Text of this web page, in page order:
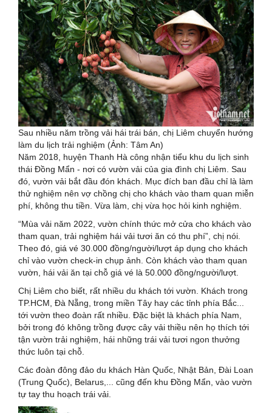
Sau nhiều năm trồng vải hái trái bán, chị Liêm chuyển hướng
làm du lịch trải nghiệm (Ảnh: Tâm An)
Năm 2018, huyện Thanh Hà công nhận tiểu khu du lịch sinh
thái Đồng Mẩn - nơi có vườn vải của gia đình chị Liêm. Sau
đó, vườn vải bắt đầu đón khách. Mục đích ban đầu chỉ là làm
thử nghiệm nên vợ chồng chị cho khách vào tham quan miễn
phí, không thu tiền. Vừa làm, chị vừa học hỏi kinh nghiệm.
“Mùa vải năm 2022, vườn chính thức mở cửa cho khách vào
tham quan, trải nghiệm hái vải tươi ăn có thu phí”, chị nói.
Theo đó, giá vé 30.000 đồng/người/lượt áp dụng cho khách
chỉ vào vườn check-in chụp ảnh. Còn khách vào tham quan
vườn, hái vải ăn tại chỗ giá vé là 50.000 đồng/người/lượt.
Chị Liêm cho biết, rất nhiều du khách tới vườn. Khách trong
TP.HCM, Đà Nẵng, trong miền Tây hay các tỉnh phía Bắc...
tới vườn theo đoàn rất nhiều. Đặc biệt là khách phía Nam,
bởi trong đó không trồng được cây vải thiều nên họ thích tới
tận vườn trải nghiệm, hái những trái vải tươi ngon thưởng
thức luôn tại chỗ.
Các đoàn đông đảo du khách Hàn Quốc, Nhật Bản, Đài Loan
(Trung Quốc), Belarus,... cũng đến khu Đồng Mẩn, vào vườn
tự tay thu hoạch trái vải.